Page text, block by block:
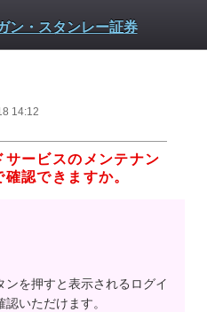
14:12
ービスのメンテナン
認できますか。
を押すと表示されるログイ
いただけます。